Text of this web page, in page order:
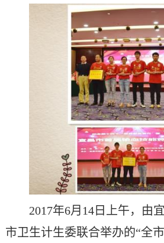
2017年6月14日
上午，由
市卫生计生委联合举办的“全